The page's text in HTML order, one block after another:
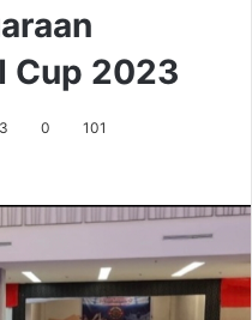
Cup 2023
0 101